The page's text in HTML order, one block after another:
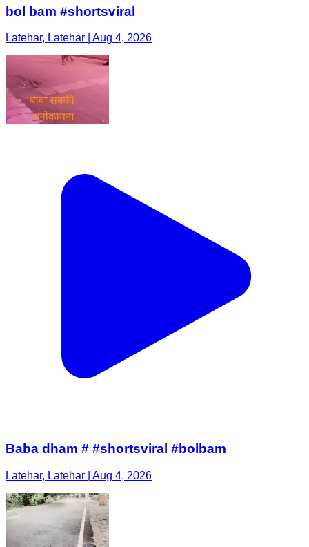
bol bam #shortsviral
Latehar, Latehar | Aug 4, 2026
Baba dham # #shortsviral #bolbam
Latehar, Latehar | Aug 4, 2026